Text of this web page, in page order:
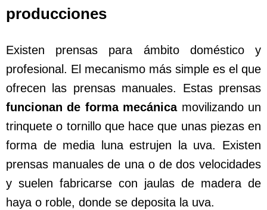
producciones
Existen prensas para ámbito doméstico y
profesional. El mecanismo más simple es el que
ofrecen las prensas manuales. Estas prensas
funcionan de forma mecánicamovilizando un
trinquete o tornillo que hace que unas piezas en
forma de media luna estrujen la uva. Existen
prensas manuales de una o de dos velocidades
y suelen fabricarse con jaulas de madera de
haya o roble, donde se deposita la uva.